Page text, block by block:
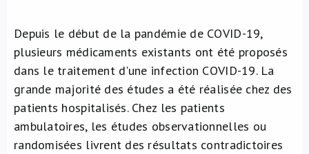
Depuis le début de la pandémie de COVID-19,
plusieurs médicaments existants ont été proposés
dans le traitement d'une infection COVID-19. La
grande majorité des études a été réalisée chez des
patients hospitalisés. Chez les patients
ambulatoires, les études observationnelles ou
randomisées livrent des résultats contradictoires